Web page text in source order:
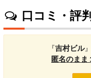
口コミ・評
『吉村ビル
匿名のまま